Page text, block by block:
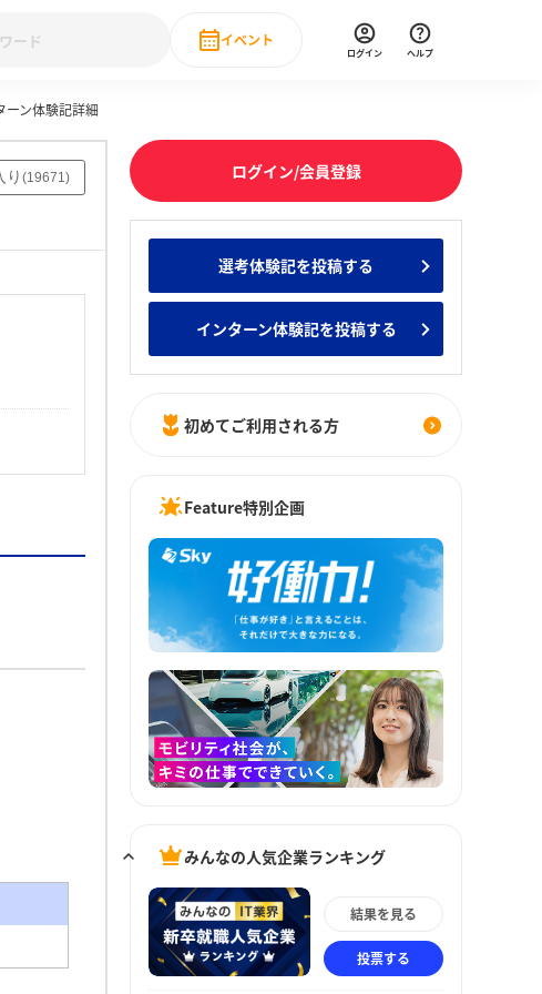
んなの新卒就職人気企業ランキング みんなのインターン人気企業ランキ
28卒 IT・DX現場社員インタビュー
イベント
直近のイベント一覧
ログイン ヘルプ
ン体験記詳細
り (19671)
ログイン/会員登録
選考体験記を投稿する
インターン体験記を投稿する
初めてご利用される方
Feature特別企画
みんなの人気企業ランキング
結果を見る
投票する